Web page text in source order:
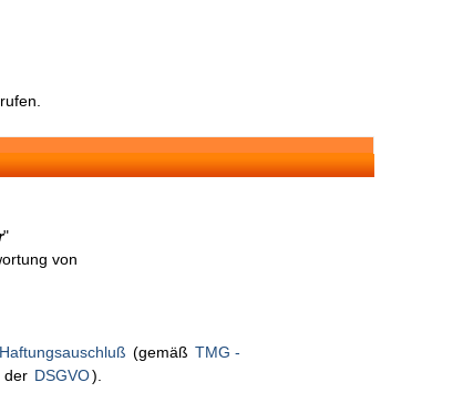
"
von
Haftungsauschluß (gemäß TMG -
der DSGVO).